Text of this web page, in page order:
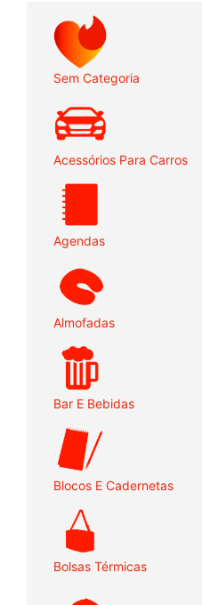
Sem Categoria
Acessórios Para Carros
Agendas
Almofadas
Bar E Bebidas
Blocos E Cadernetas
Bolsas Térmicas